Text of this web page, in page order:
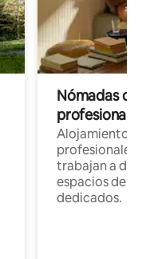
Nómadas
Alojamientos
profesionales
trabajan a
espacios de
dedicados.